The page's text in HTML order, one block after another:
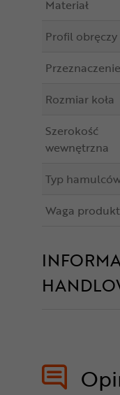
Materiał
Profil obręczy
Przeznaczenie
Rozmiar koła
Szerokość
wewnętrzna
Typ
Waga